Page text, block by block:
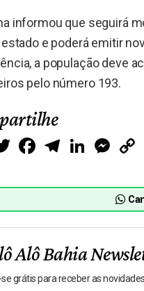
informou que seguirá
e poderá emitir
a população deve
pelo número 193.
Twitter FacebookTelegramLinkedIn
Alô Bahia
se grátis para receber as